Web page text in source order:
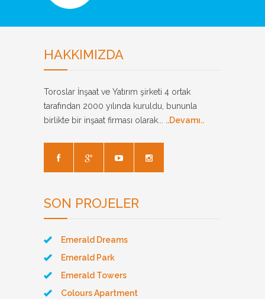
HAKKIMIZDA
Toroslar İnşaat ve Yatırım şirketi 4 ortak
tarafından 2000 yılında kuruldu, bununla
birlikte bir inşaat firması olarak... ..Devamı..
SON PROJELER
Emerald Dreams
Emerald Park
Emerald Towers
Colours Apartment